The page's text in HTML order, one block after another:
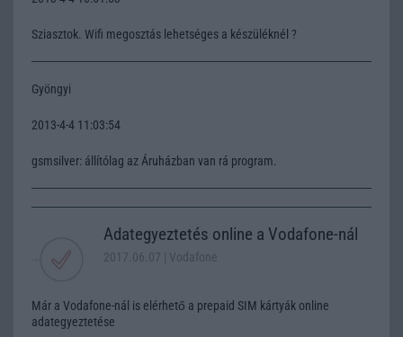
Sziasztok. Wifi megosztás lehetséges a készüléknél ?
Gyöngyi
2013-4-4 11:03:54
gsmsilver: állítólag az Áruházban van rá program.
Adategyeztetés online a Vodafone-nál
2017.06.07 | Vodafone
Már a Vodafone-nál is elérhető a prepaid SIM kártyák online
adategyeztetése